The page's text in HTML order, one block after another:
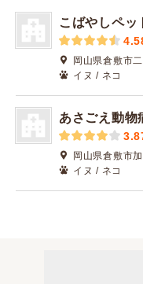
こばやしペッ
岡山県倉敷市
イヌ / ネコ
あさごえ動物
岡山県倉敷市
イヌ / ネコ